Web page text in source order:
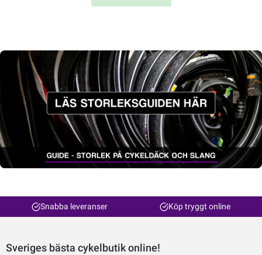
Snabba leveranser Köp tryggt online
Sveriges bästa cykelbutik online!